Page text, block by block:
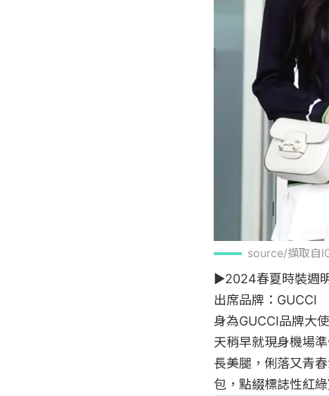
source/擷取自
▶2024春夏時裝週
出席品牌：GUCCI
身為GUCCI品牌大
天稍早就現身機場
長美腿，俐落又青